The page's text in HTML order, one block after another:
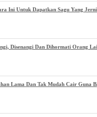
Ini Untuk Dapatkan Sagu Yang
Disenangi Dan Dihormati Orang
Lama Dan Tak Mudah Cair Guna